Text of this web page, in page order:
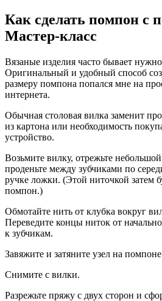
Как сделать помпон с
Мастер-класс
Вязаные изделия часто бывает
Оригинальный и удобный способ
размеру помпона попался мне на
интернета.
Обычная столовая вилка заменит
из картона или необходимость
устройство.
Возьмите вилку, отрежьте
проденьте между зубчиками по
ручке ложки. (Этой ниточкой затем
помпон.)
Обмотайте нить от клубка вокруг
Переведите концы ниток от
к зубчикам.
Завяжите и затяните узел на
Снимите с вилки.
Разрежьте пряжу с двух сторон и